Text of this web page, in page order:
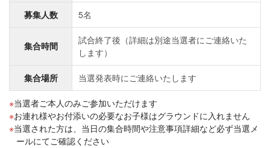
募集人数 5名
集合時間
試合終了後（詳細は別途当選者にご連絡いた
します）
集合場所 当選発表時にご連絡いたします
当選者ご本人のみご参加いただけます
お連れ様やお付添いの必要なお子様はグラウンドに入れません
当選された方は、当日の集合時間や注意事項詳細など必ず当選メ
ールにてご確認ください